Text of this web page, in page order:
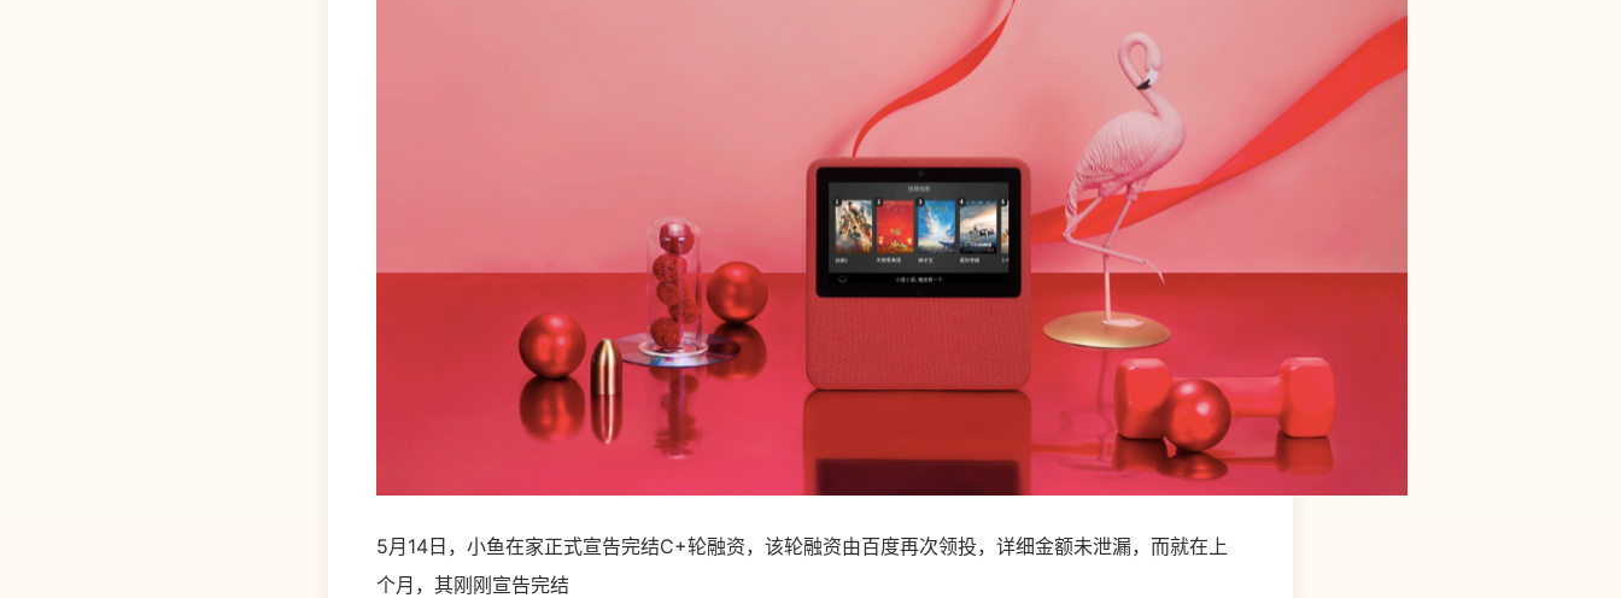
5月14日，小鱼在家正式宣告完结C+轮融资，该轮融资由百度再次领投，详细金额未泄漏，而就在上
个月，其刚刚宣告完结